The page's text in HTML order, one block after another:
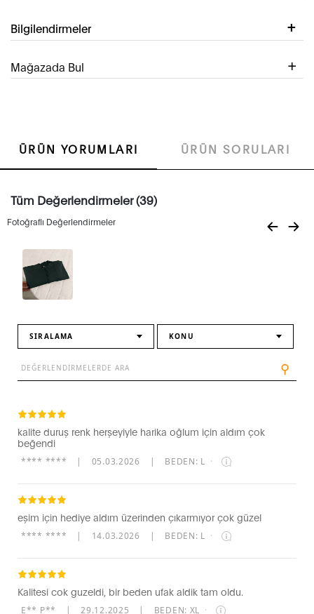
Bilgilendirmeler
Mağazada Bul
ÜRÜN YORUMLARI ÜRÜN SORULARI
Tüm Değerlendirmeler (39)
Fotoğraflı Değerlendirmeler
SIRALAMA KONU
⚲
kalite duruş renk herşeyiyle harika oğlum için aldım çok
beğendi
**** **** | 05.03.2026 | BEDEN: L ·
eşim için hediye aldım üzerinden çıkarmıyor çok güzel
**** **** | 14.03.2026 | BEDEN: L ·
Kalitesi cok guzeldi, bir beden ufak aldik tam oldu.
E** P** | 29.12.2025 | BEDEN: XL ·